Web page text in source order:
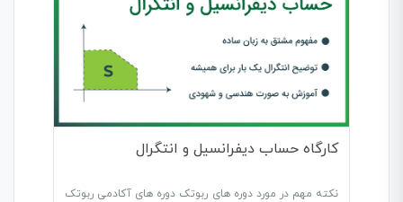
کارگاه حساب دیفرانسیل و انتگرال
نکته مهم در مورد دوره های ربوتک دوره های آکادمی ربوتک